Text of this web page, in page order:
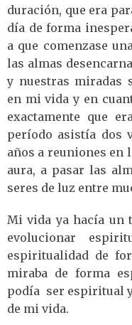
duración, que era
día de forma
a que comenzase
las almas
y nuestras miradas
en mi vida y en
exactamente que
período asistía dos
años a reuniones en
aura, a pasar las
seres de luz entre
Mi vida ya hacía un
evolucionar
espiritualidad de
miraba de forma
podía ser espiritual
de mi vida.